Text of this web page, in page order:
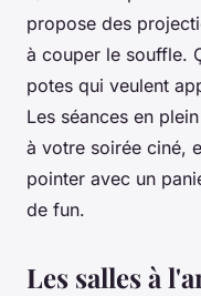
propose des
à couper le souffle.
potes qui veulent
Les séances en
à votre soirée ciné,
pointer avec un
de fun.
Les salles à